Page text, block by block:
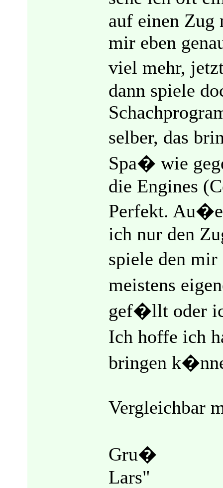
auf einen Zug
mir eben
viel mehr,
dann spiele
selber, das
Spa� wie
die Engines
Perfekt.
ich nur den
spiele den
meistens
gef�llt oder
Ich hoffe ich
bringen
Vergleichbar
Gru�
Lars"